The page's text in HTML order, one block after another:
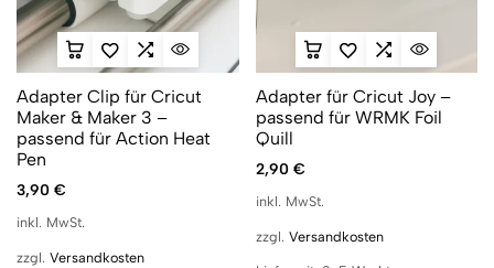
Adapter Clip für Cricut
Maker & Maker 3 –
passend für Action Heat
Pen
3,90 €
inkl. MwSt.
zzgl. Versandkosten
Adapter für Cricut Joy –
passend für WRMK Foil
Quill
2,90 €
inkl. MwSt.
zzgl. Versandkosten